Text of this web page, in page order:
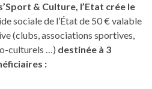
& Culture, l’Etat crée le
sociale de l’État de 50 € valable
(clubs, associations sportives,
culturels …) destinée à 3
: